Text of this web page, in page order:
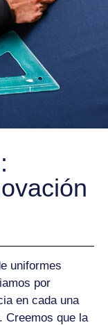
uniformes
por
en cada una
Creemos que la